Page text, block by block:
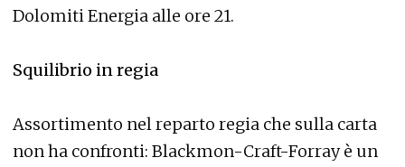
Dolomiti Energia alle ore 21.
Squilibrio in regia
Assortimento nel reparto regia che sulla carta
non ha confronti: Blackmon-Craft-Forray è un